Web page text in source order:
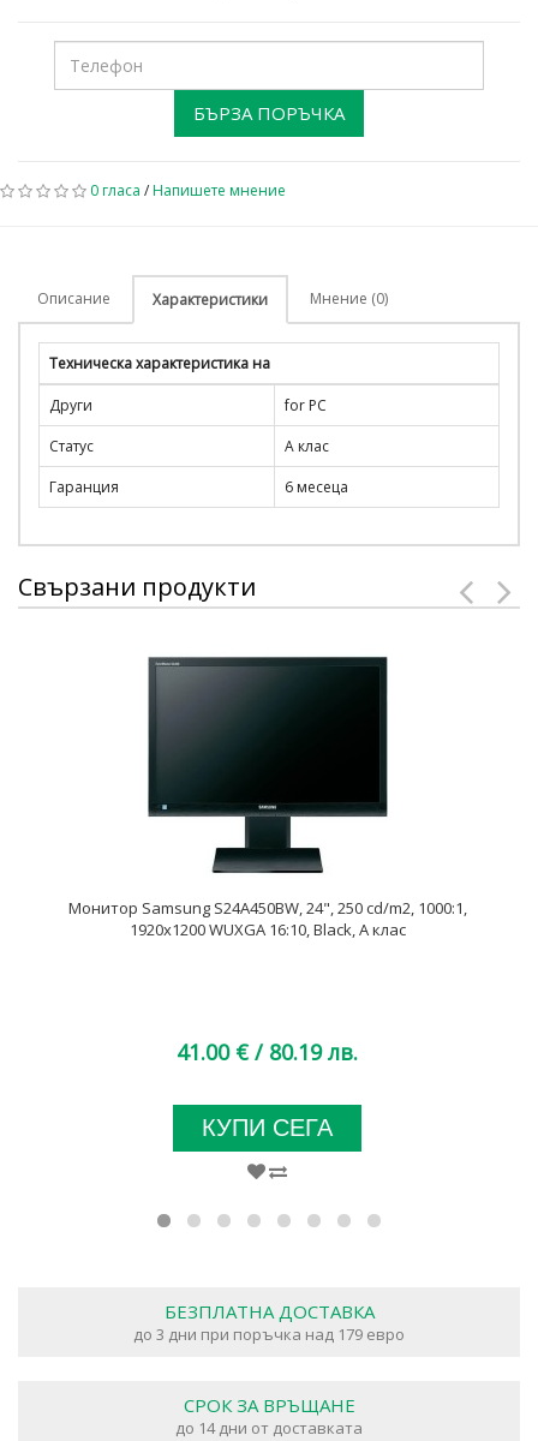
БЪРЗА ПОРЪЧКА
0 гласа /Напишете мнение
Описание Характеристики Мнение (0)
Техническа характеристика на
Други
for PC
Статус
А клас
Гаранция
6 месеца
Свързани продукти
Монитор Samsung S24A450BW, 24", 250 cd/m2, 1000:1,
1920x1200 WUXGA 16:10, Black, A клас
41.00 € / 80.19 лв.
КУПИ СЕГА
БЕЗПЛАТНА ДОСТАВКА
до 3 дни при поръчка над 179 евро
СРОК ЗА ВРЪЩАНЕ
до 14 дни от доставката